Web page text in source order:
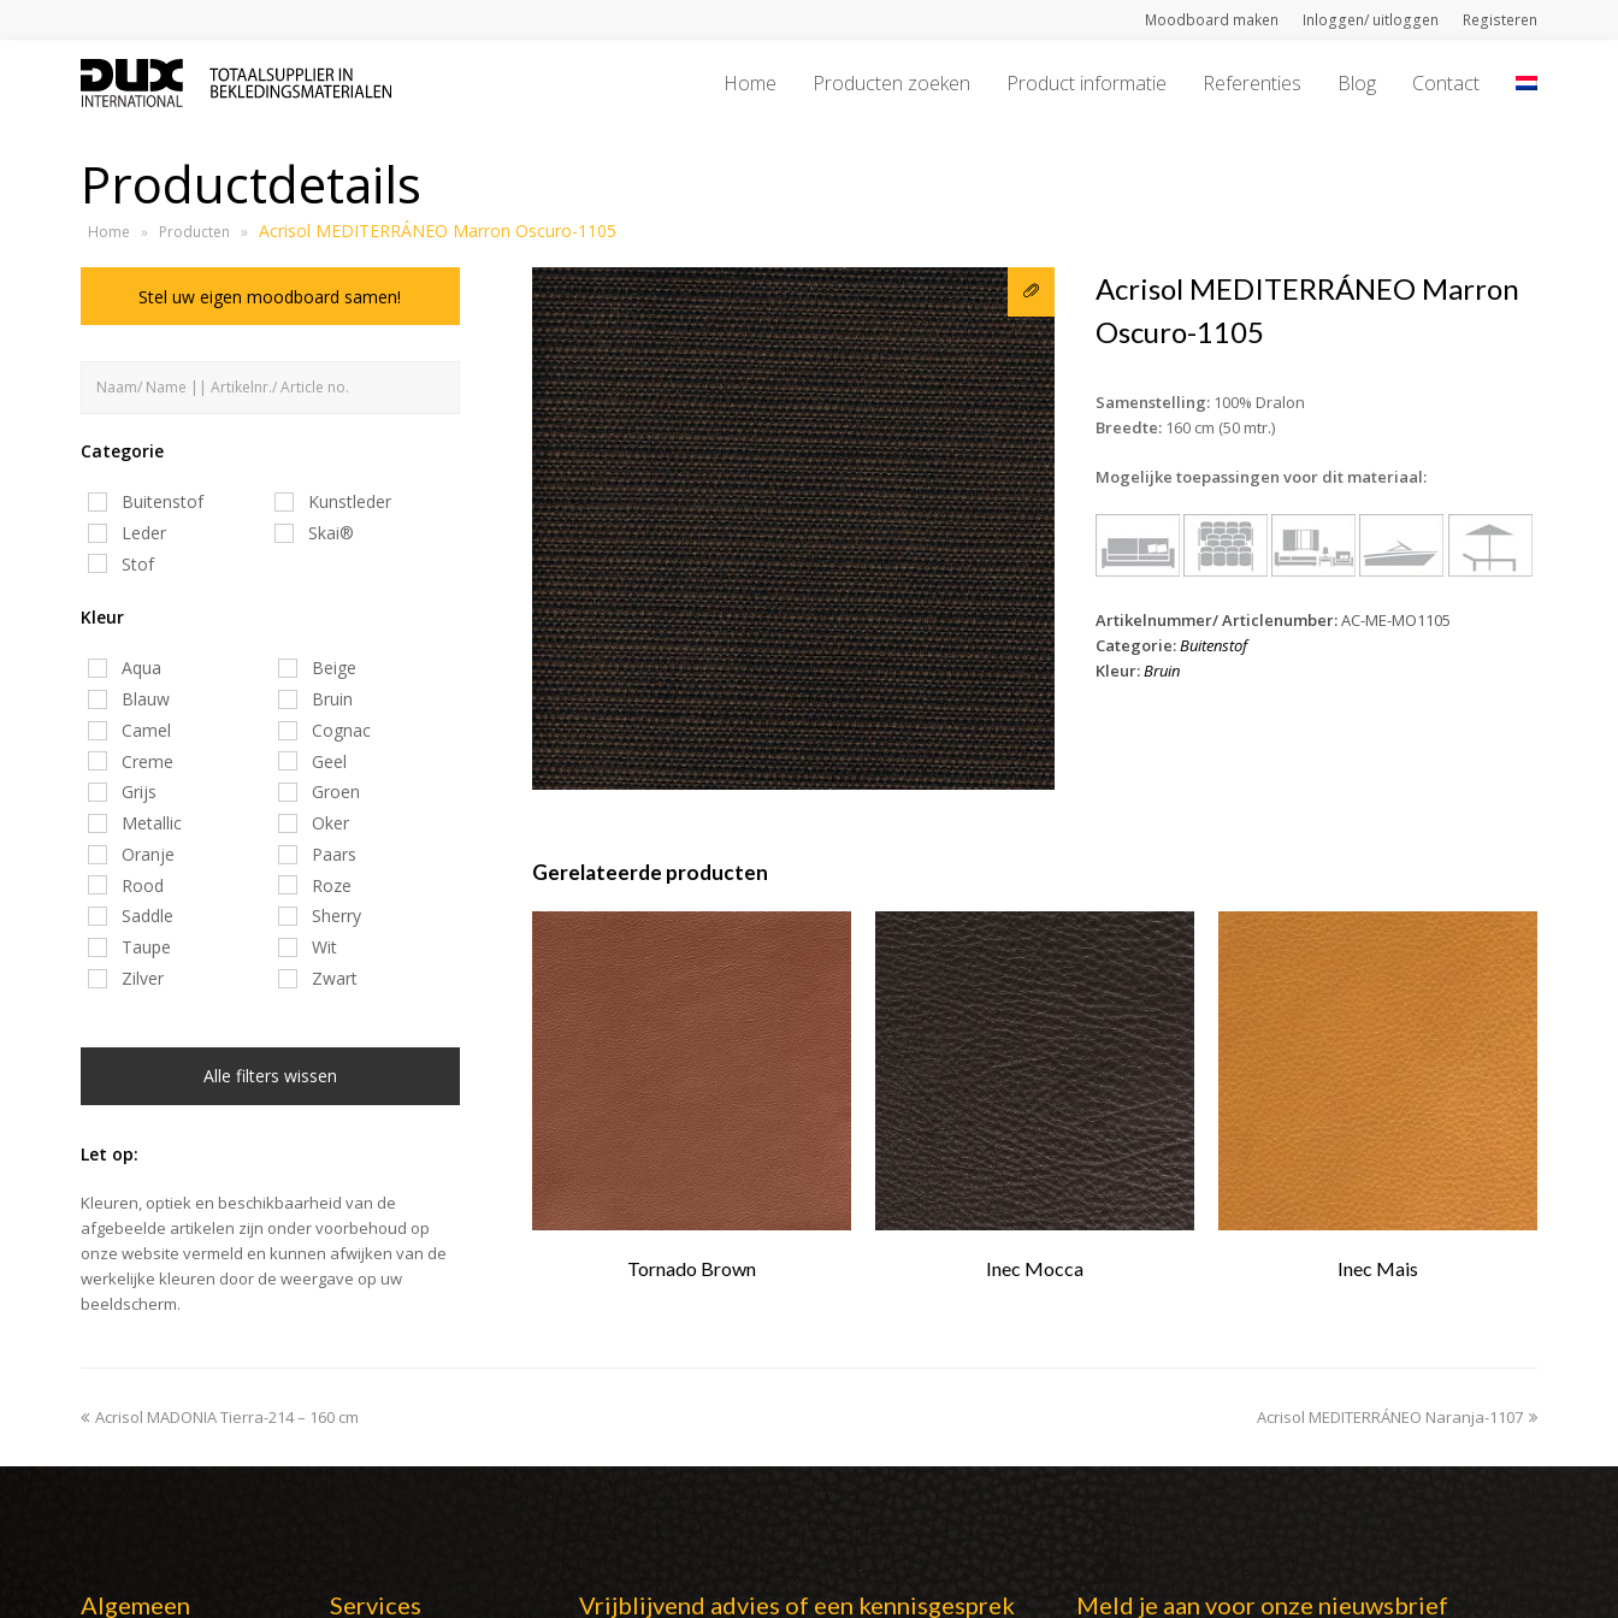
Moodboard maken Inloggen/ uitloggen Registeren
Home Producten zoeken Product informatie Referenties Blog Contact
Productdetails
Home » Producten » Acrisol MEDITERRÁNEO Marron Oscuro-1105
Stel uw eigen moodboard samen!
Categorie
Buitenstof
Kunstleder
Leder
Skai®
Stof
Kleur
Aqua
Beige
Blauw
Bruin
Camel
Cognac
Creme
Geel
Grijs
Groen
Metallic
Oker
Oranje
Paars
Rood
Roze
Saddle
Sherry
Taupe
Wit
Zilver
Zwart
Alle filters wissen
Let op:
Kleuren, optiek en beschikbaarheid van de
afgebeelde artikelen zijn onder voorbehoud op
onze website vermeld en kunnen afwijken van de
werkelijke kleuren door de weergave op uw
beeldscherm.
Acrisol MEDITERRÁNEO Marron
Oscuro-1105
Samenstelling:100% Dralon
Breedte:160 cm (50 mtr.)
Mogelijke toepassingen voor dit materiaal:
Artikelnummer/ Articlenumber:AC-ME-MO1105
Categorie:Buitenstof
Kleur:Bruin
Gerelateerde producten
Tornado Brown Inec Mocca Inec Mais
previous
Acrisol MADONIA Tierra-214 – 160 cm
next
Acrisol MEDITERRÁNEO Naranja-1107
Algemeen Services Vrijblijvend advies of een kennisgesprek Meld je aan voor onze nieuwsbrief